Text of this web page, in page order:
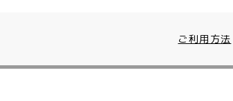
ご利用方法